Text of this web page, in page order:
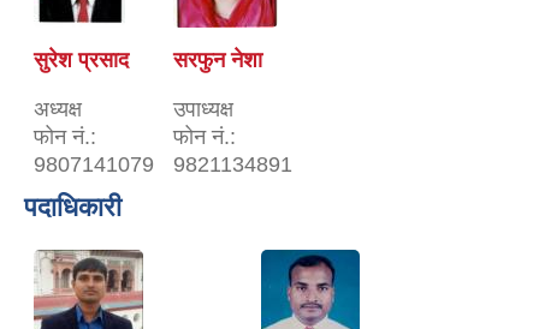
सुरेश प्रसाद
अध्यक्ष
फोन नं.:
9807141079
सरफुन नेशा
उपाध्यक्ष
फोन नं.:
9821134891
पदाधिकारी